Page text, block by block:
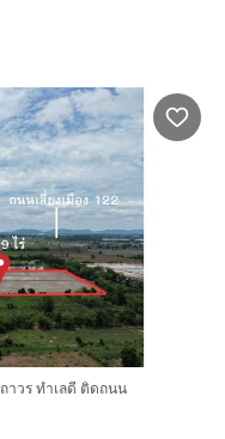
าวร ทำเลดี ติดถนน